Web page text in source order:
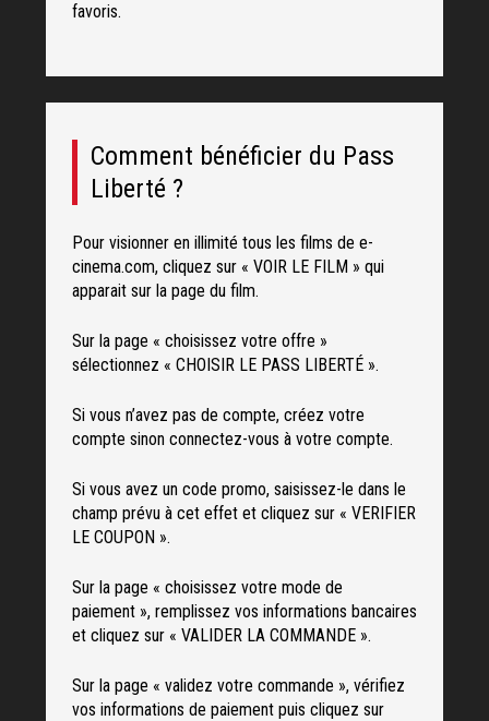
favoris.
Comment bénéficier du Pass
Liberté ?
Pour visionner en illimité tous les films de e-
cinema.com, cliquez sur « VOIR LE FILM » qui
apparait sur la page du film.
Sur la page « choisissez votre offre »
sélectionnez « CHOISIR LE PASS LIBERTÉ ».
Si vous n’avez pas de compte, créez votre
compte sinon connectez-vous à votre compte.
Si vous avez un code promo, saisissez-le dans le
champ prévu à cet effet et cliquez sur « VERIFIER
LE COUPON ».
Sur la page « choisissez votre mode de
paiement », remplissez vos informations bancaires
et cliquez sur « VALIDER LA COMMANDE ».
Sur la page « validez votre commande », vérifiez
vos informations de paiement puis cliquez sur